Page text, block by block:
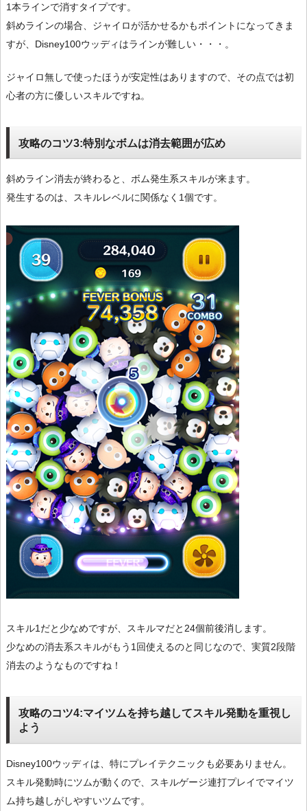
1本ラインで消すタイプです。
斜めラインの場合、ジャイロが活かせるかもポイントになってきま
すが、Disney100ウッディはラインが難しい・・・。
ジャイロ無しで使ったほうが安定性はありますので、その点では初
心者の方に優しいスキルですね。
攻略のコツ3:特別なボムは消去範囲が広め
斜めライン消去が終わると、ボム発生系スキルが来ます。
発生するのは、スキルレベルに関係なく1個です。
スキル1だと少なめですが、スキルマだと24個前後消します。
少なめの消去系スキルがもう1回使えるのと同じなので、実質2段階
消去のようなものですね！
攻略のコツ4:マイツムを持ち越してスキル発動を重視し
よう
Disney100ウッディは、特にプレイテクニックも必要ありません。
スキル発動時にツムが動くので、スキルゲージ連打プレイでマイツ
ム持ち越しがしやすいツムです。